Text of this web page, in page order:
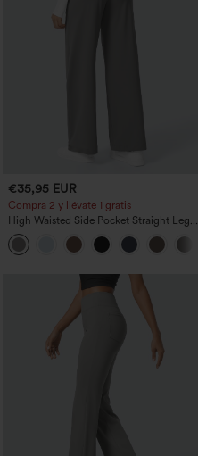
€35,95 EUR
Compra 2 y llévate 1 gratis
High Waisted Side Pocket Straight Leg
Work Pants